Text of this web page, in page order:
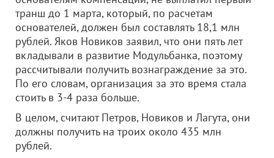
транш до 1 марта, который, по расчетам
основателей, должен был составлять 18,1 млн
рублей. Яков Новиков заявил, что они пять лет
вкладывали в развитие Модульбанка, поэтому
рассчитывали получить вознаграждение за это.
По его словам, организация за это время стала
стоить в 3-4 раза больше.
В целом, считают Петров, Новиков и Лагута, они
должны получить на троих около 435 млн
рублей.